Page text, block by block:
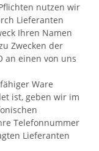
nutzen wir
Lieferanten
Ihren Namen
Zwecken der
an einen von uns
Ware
ist, geben wir im
Telefonnummer
Lieferanten